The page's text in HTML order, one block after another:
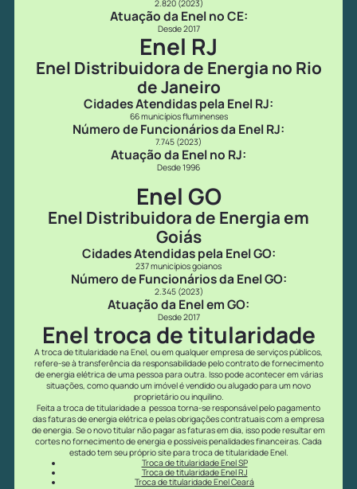
2.820 (2023)
Atuação da Enel no CE:
Desde 2017
Enel RJ
Enel Distribuidora de Energia no Rio
de Janeiro
Cidades Atendidas pela Enel RJ:
66 municípios fluminenses
Número de Funcionários da Enel RJ:
7.745 (2023)
Atuação da Enel no RJ:
Desde 1996
Enel GO
Enel Distribuidora de Energia em
Goiás
Cidades Atendidas pela Enel GO:
237 municípios goianos
Número de Funcionários da Enel GO:
2.345 (2023)
Atuação da Enel em GO:
Desde 2017
Enel troca de titularidade
A troca de titularidade na Enel, ou em qualquer empresa de serviços públicos,
refere-se à transferência da responsabilidade pelo contrato de fornecimento
de energia elétrica de uma pessoa para outra. Isso pode acontecer em várias
situações, como quando um imóvel é vendido ou alugado para um novo
proprietário ou inquilino.
Feita a troca de titularidade a pessoa torna-se responsável pelo pagamento
das faturas de energia elétrica e pelas obrigações contratuais com a empresa
de energia. Se o novo titular não pagar as faturas em dia, isso pode resultar em
cortes no fornecimento de energia e possíveis penalidades financeiras. Cada
estado tem seu próprio site para troca de titularidade Enel.
Troca de titularidade Enel SP
Troca de titularidade Enel RJ
Troca de titularidade Enel Ceará